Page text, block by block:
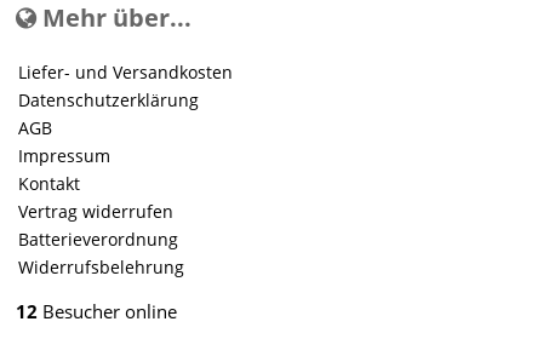
Mehr über...
Liefer- und Versandkosten
Datenschutzerklärung
AGB
Impressum
Kontakt
Vertrag widerrufen
Batterieverordnung
Widerrufsbelehrung
12 Besucher online